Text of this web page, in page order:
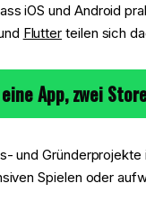
iOS und Android
Flutter teilen sich
App, zwei
und
Spielen oder